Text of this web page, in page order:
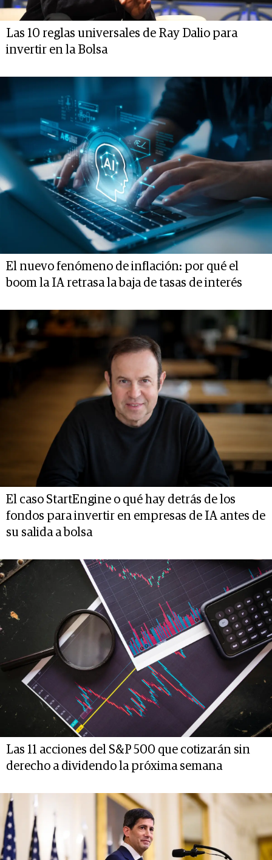
Las 10 reglas universales de Ray Dalio para
invertir en la Bolsa
El nuevo fenómeno de inflación: por qué el
boom la IA retrasa la baja de tasas de interés
El caso StartEngine o qué hay detrás de los
fondos para invertir en empresas de IA antes de
su salida a bolsa
Las 11 acciones del S&P 500 que cotizarán sin
derecho a dividendo la próxima semana